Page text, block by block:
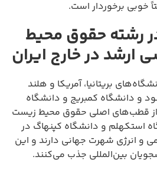
خوبی برخوردار است.
رشته حقوق محیط
ارشد در خارج ایران
بریتانیا، آمریکا و هلند
و دانشگاه کمبریج و دانشگاه
از قطب‌های اصلی حقوق محیط زیست
استکهلم و دانشگاه کپنهاگ در
و انرژی شهرت جهانی دارند و این
بین‌المللی جذب می‌کنند.